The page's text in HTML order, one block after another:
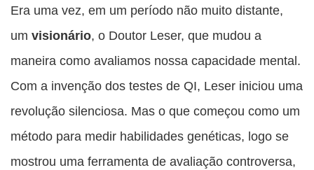
esta
publicação
esta
publicação
esta
publicação
esta
publicação
WhatsApp
esta
publicação
Era uma vez, em um período não muito distante,
um visionário, o Doutor Leser, que mudou a
maneira como avaliamos nossa capacidade mental.
Com a invenção dos testes de QI, Leser iniciou uma
revolução silenciosa. Mas o que começou como um
método para medir habilidades genéticas, logo se
mostrou uma ferramenta de avaliação controversa,